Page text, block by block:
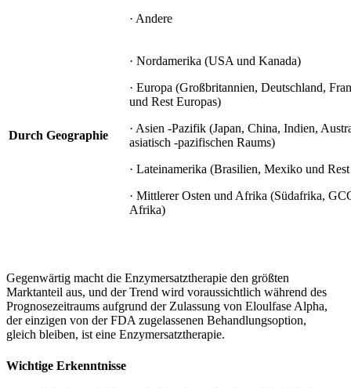
· Andere
Durch Geographie
· Nordamerika (USA und Kanada)
· Europa (Großbritannien, Deutschland,
und Rest Europas)
· Asien -Pazifik (Japan, China, Indien,
asiatisch -pazifischen Raums)
· Lateinamerika (Brasilien, Mexiko und
· Mittlerer Osten und Afrika (Südafrika,
Afrika)
Gegenwärtig macht die Enzymersatztherapie den größten
Marktanteil aus, und der Trend wird voraussichtlich während des
Prognosezeitraums aufgrund der Zulassung von Eloulfase Alpha,
der einzigen von der FDA zugelassenen Behandlungsoption,
gleich bleiben, ist eine Enzymersatztherapie.
Wichtige Erkenntnisse